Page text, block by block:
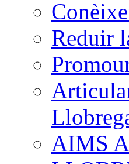
Reduir
AIMS